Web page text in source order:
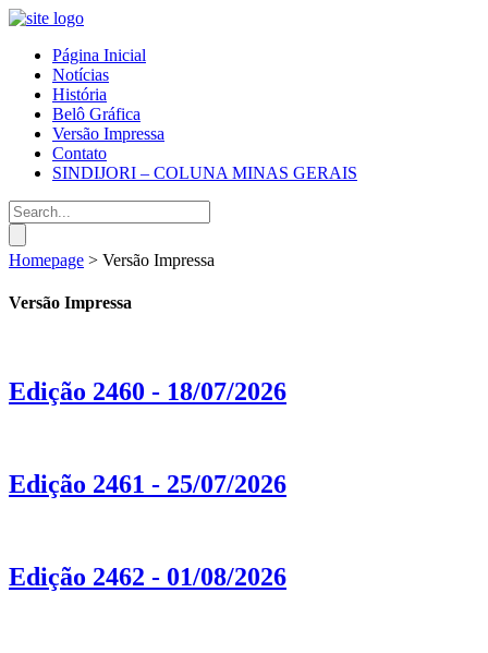
Página Inicial
Notícias
História
Belô Gráfica
Versão Impressa
Contato
SINDIJORI – COLUNA MINAS GERAIS
Homepage > Versão Impressa
Versão Impressa
Edição 2460 - 18/07/2026
Edição 2461 - 25/07/2026
Edição 2462 - 01/08/2026